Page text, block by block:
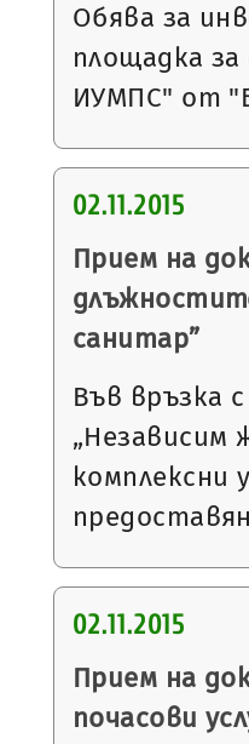
Обява за
площадка
ИУМПС" от
02.11.2015
Прием на
санитар”
Във връзка
„Независим
комплексни
02.11.2015
Прием на
почасови